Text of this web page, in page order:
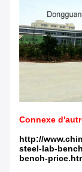
Connexe
http://
steel-lab-
bench-